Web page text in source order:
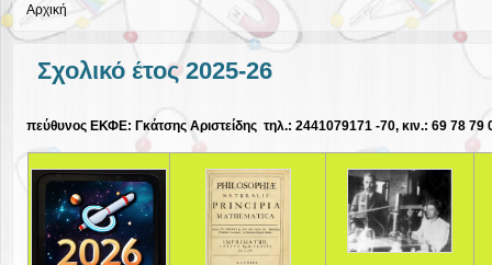
Αρχική
Σχολικό έτος 2025-26
πεύθυνος ΕΚΦΕ: Γκάτσης Αριστείδης τηλ.: 2441079171 -70, κιν.: 69 78